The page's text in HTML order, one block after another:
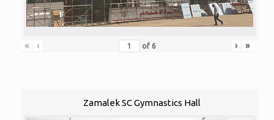
« ‹ of 6 › »
Zamalek SC Gymnastics Hall